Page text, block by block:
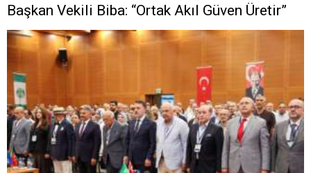
Başkan Vekili Biba: “Ortak Akıl Güven Üretir”